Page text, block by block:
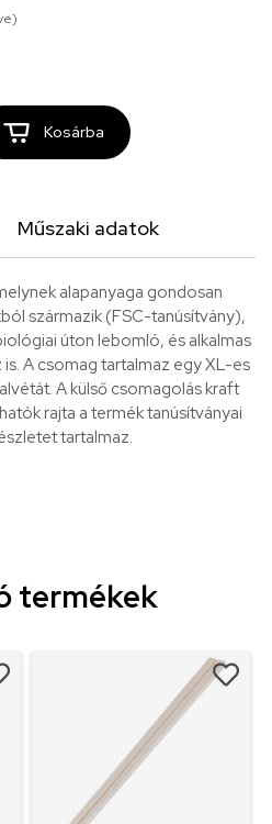
Kosárba
Műszaki adatok
alapanyaga gondosan
származik (FSC-tanúsítvány),
úton lebomló, és alkalmas
A csomag tartalmaz egy XL-es
A külső csomagolás kraft
rajta a termék tanúsítványai
tartalmaz.
termékek